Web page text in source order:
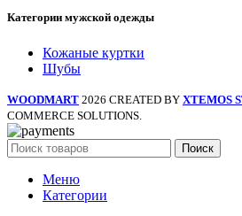
Категории мужской одежды
Кожаные куртки
Шубы
WOODMART 2026 CREATED BY XTEMOS
COMMERCE SOLUTIONS.
Поиск
Меню
Категории